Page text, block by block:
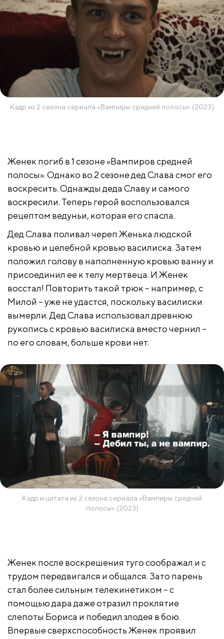
Кадр из 2 сезона сериала «Вампиры средней полосы» (2023)
Женек погиб в 1 сезоне «Вампиров средней
полосы». Однако во 2 сезоне дед Слава смог его
воскресить. Однажды деда Славу и самого
воскресили. Теперь герой воспользовался
рецептом ведуньи, которая его спасла.
Дед Слава поливал череп Женька людской
кровью и целебной кровью василиска. Затем
положил голову в наполненную кровью ванну и
присоединил ее к телу мертвеца. И Женек
восстал! Повторить такой трюк – например, с
Милой – уже не удастся, поскольку василиски
вымерли. Дед Слава использовал древнюю
рукопись с кровью василиска вместо чернил –
по его словам, больше крови нет.
Кадр и цитата из 2 сезона сериала «Вампиры средней
полосы» (2023)
Женек после воскрешения туго соображал и с
трудом передвигался и общался. Зато парень
стал более сильным телекинетиком – с
помощью дара даже отразил проклятие
слепоты Бориса и победил злодея в бою.
Впервые сверхспособность Женек проявил